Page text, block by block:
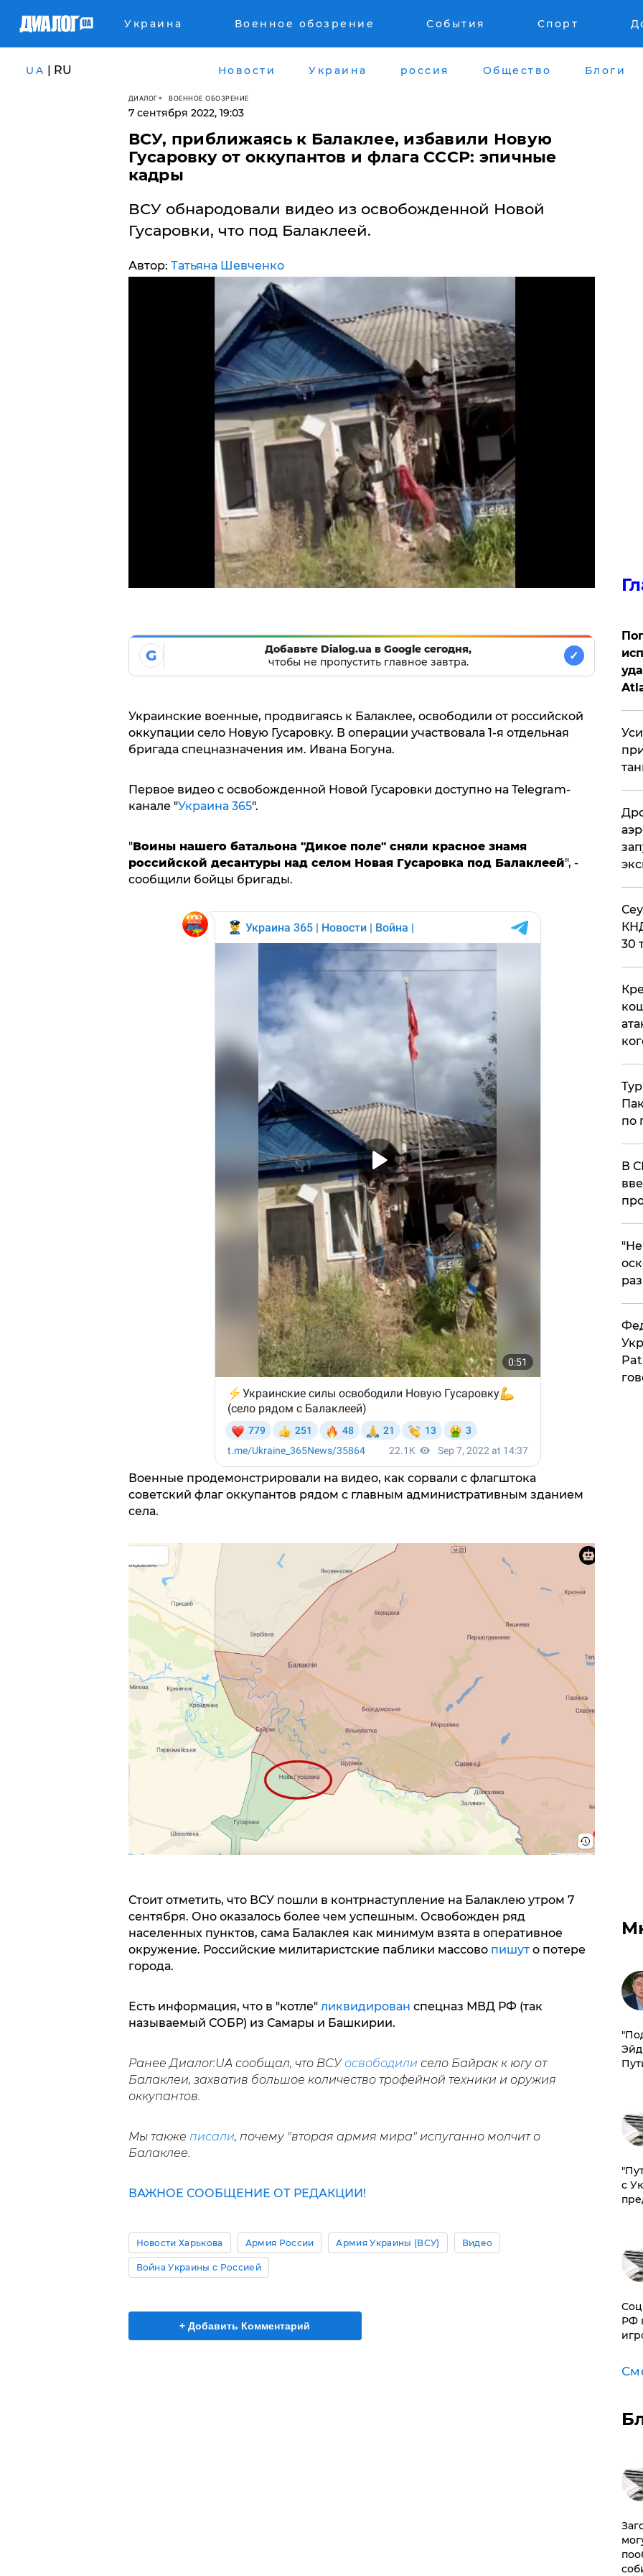
Украина Военное обозрение События Спорт
UA | RU Новости Украина россия Общество Блоги
ДИАЛОГ ВОЕННОЕ ОБОЗРЕНИЕ
7 сентября 2022, 19:03
ВСУ, приближаясь к Балаклее, избавили Новую
Гусаровку от оккупантов и флага СССР: эпичные
кадры
​ВСУ обнародовали видео из освобожденной Новой
Гусаровки, что под Балаклеей.
Автор: Татьяна Шевченко
G
Добавьте Dialog.ua в Google сегодня,
чтобы не пропустить главное завтра.
✓
Украинские военные, продвигаясь к Балаклее, освободили от российской
оккупации село Новую Гусаровку. В операции участвовала 1-я отдельная
бригада спецназначения им. Ивана Богуна.
Первое видео с освобожденной Новой Гусаровки доступно на Telegram-
канале "Украина 365".
"Воины нашего батальона "Дикое поле" сняли красное знамя
российской десантуры над селом Новая Гусаровка под Балаклеей", -
сообщили бойцы бригады.
Военные продемонстрировали на видео, как сорвали с флагштока
советский флаг оккупантов рядом с главным административным зданием
села.
Стоит отметить, что ВСУ пошли в контрнаступление на Балаклею утром 7
сентября. Оно оказалось более чем успешным. Освобожден ряд
населенных пунктов, сама Балаклея как минимум взята в оперативное
окружение. Российские милитаристские паблики массово пишуто потере
города.
Есть информация, что в "котле" ликвидирован спецназ МВД РФ (так
называемый СОБР) из Самары и Башкирии.
Ранее Диалог.UA сообщал, что ВСУ освободили село Байрак к югу от
Балаклеи, захватив большое количество трофейной техники и оружия
оккупантов.
Мы также писали, почему "вторая армия мира" испуганно молчит о
Балаклее.
ВАЖНОЕ СООБЩЕНИЕ ОТ РЕДАКЦИИ!
Новости Харькова Армия России Армия Украины (ВСУ) Видео
Война Украины с Россией
+ Добавить Комментарий
30
по
В
с
РФ